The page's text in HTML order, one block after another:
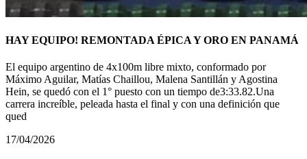
HAY EQUIPO! REMONTADA ÉPICA Y ORO EN PANAMÁ
El equipo argentino de 4x100m libre mixto, conformado por
Máximo Aguilar, Matías Chaillou, Malena Santillán y Agostina
Hein, se quedó con el 1° puesto con un tiempo de3:33.82.Una
carrera increíble, peleada hasta el final y con una definición que
qued
17/04/2026